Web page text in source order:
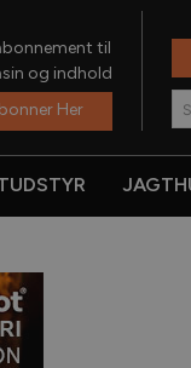
til
og indhold
Her